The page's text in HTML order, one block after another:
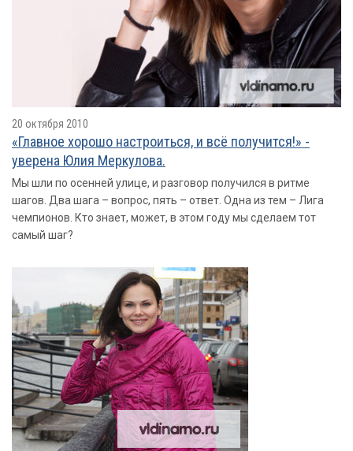
20 октября 2010
«Главное хорошо настроиться, и всё получится!» -
уверена Юлия Меркулова.
Мы шли по осенней улице, и разговор получился в ритме
шагов. Два шага – вопрос, пять – ответ. Одна из тем – Лига
чемпионов. Кто знает, может, в этом году мы сделаем тот
самый шаг?